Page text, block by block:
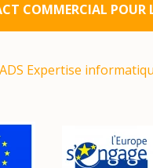
COMMERCIAL POUR
ADS Expertise